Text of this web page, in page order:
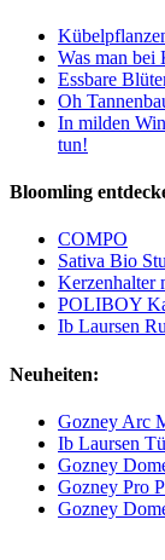
Was man bei
Essbare
Oh
In milden
tun!
Bloomling
COMPO
Sativa Bio
Kerzenhalter
POLIBOY
Ib Laursen
Neuheiten:
Gozney Arc
Ib Laursen
Gozney
Gozney Pro
Gozney